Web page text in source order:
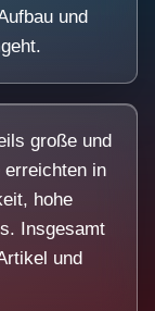
und
große und
erreichten in
hohe
Insgesamt
und